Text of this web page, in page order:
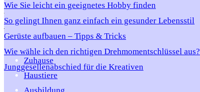
Wie Sie leicht ein geeignetes Hobby finden
So gelingt Ihnen ganz einfach ein gesunder Lebensstil
Gerüste aufbauen – Tipps & Tricks
Wie wähle ich den richtigen Drehmomentschlüssel aus?
Junggesellenabschied für die Kreativen
Zuhause
Haustiere